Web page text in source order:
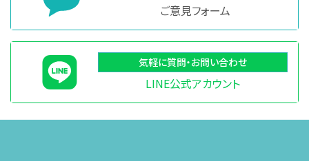
ご意見フォーム
気軽に質問・お問い合わせ
LINE公式アカウント